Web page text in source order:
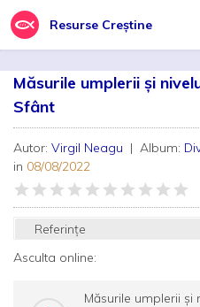
Resurse Creștine
Măsurile umplerii și
Sfânt
Autor: Virgil Neagu | Album:
in 08/08/2022
Referințe
Asculta online:
Măsurile umplerii și